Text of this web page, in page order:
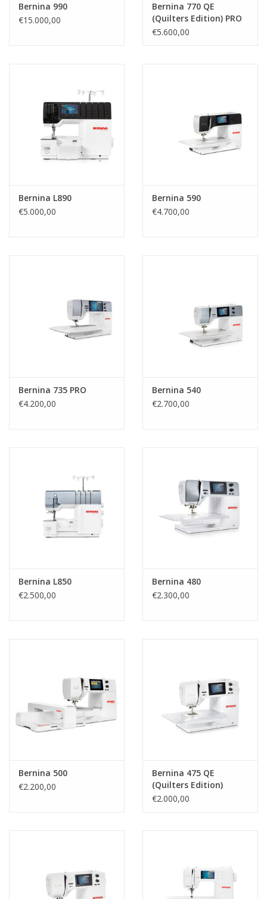
Sale / Coupons
Guy's blog
Bernina 990
€15.000,00
Bernina 770 QE
(Quilters Edition) PRO
€5.600,00
Bernina L890
€5.000,00
Bernina 590
€4.700,00
Bernina 735 PRO
€4.200,00
Bernina 540
€2.700,00
Bernina L850
€2.500,00
Bernina 480
€2.300,00
Bernina 500
€2.200,00
Bernina 475 QE
(Quilters Edition)
€2.000,00